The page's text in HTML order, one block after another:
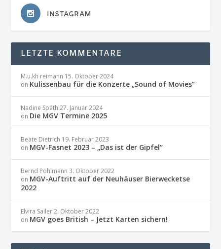
INSTAGRAM
LETZTE KOMMENTARE
M.u.kh reimann 15. Oktober 2024
on Kulissenbau für die Konzerte „Sound of Movies“
Nadine Späth 27. Januar 2024
on Die MGV Termine 2025
Beate Dietrich 19. Februar 2023
on MGV-Fasnet 2023 – „Das ist der Gipfel“
Bernd Pöhlmann 3. Oktober 2022
on MGV-Auftritt auf der Neuhäuser Bierwecketse
2022
Elvira Sailer 2. Oktober 2022
on MGV goes British – Jetzt Karten sichern!